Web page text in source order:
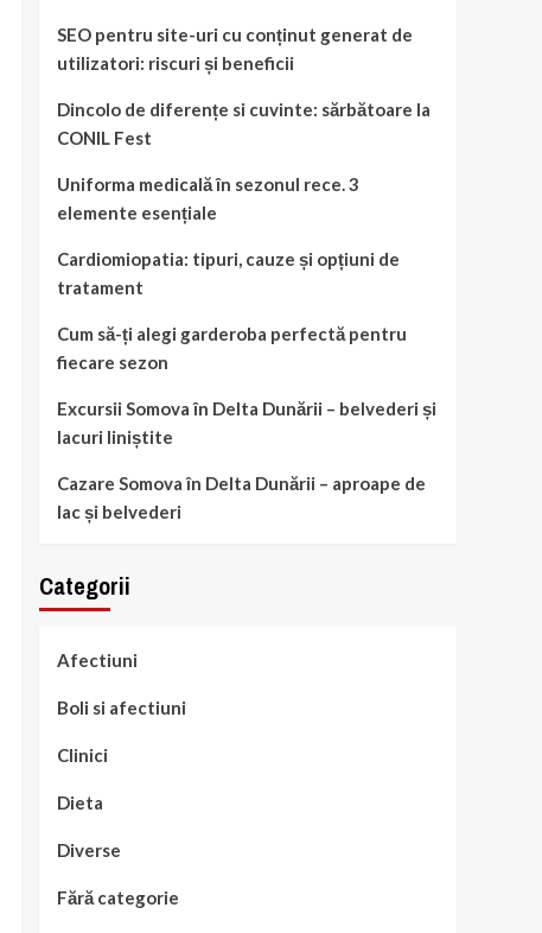
SEO pentru site-uri cu conținut generat de
utilizatori: riscuri și beneficii
Dincolo de diferențe si cuvinte: sărbătoare la
CONIL Fest
Uniforma medicală în sezonul rece. 3
elemente esențiale
Cardiomiopatia: tipuri, cauze și opțiuni de
tratament
Cum să-ți alegi garderoba perfectă pentru
fiecare sezon
Excursii Somova în Delta Dunării – belvederi și
lacuri liniștite
Cazare Somova în Delta Dunării – aproape de
lac și belvederi
Categorii
Afectiuni
Boli si afectiuni
Clinici
Dieta
Diverse
Fără categorie